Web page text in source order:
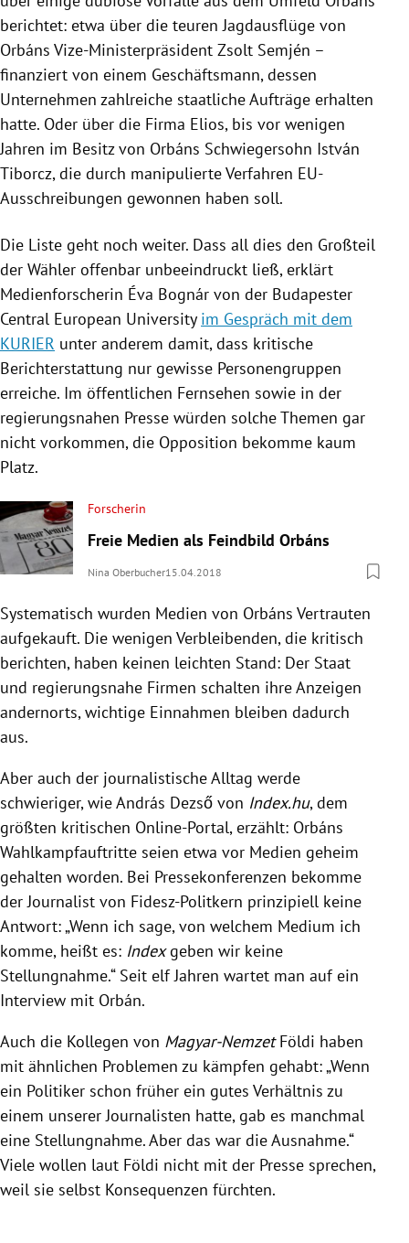
berichtet: etwa über die teuren Jagdausflüge von
Orbáns Vize-Ministerpräsident Zsolt Semjén –
finanziert von einem Geschäftsmann, dessen
Unternehmen zahlreiche staatliche Aufträge erhalten
hatte. Oder über die Firma Elios, bis vor wenigen
Jahren im Besitz von Orbáns Schwiegersohn István
Tiborcz, die durch manipulierte Verfahren EU-
Ausschreibungen gewonnen haben soll.
Die Liste geht noch weiter. Dass all dies den Großteil
der Wähler offenbar unbeeindruckt ließ, erklärt
Medienforscherin Éva Bognár von der Budapester
Central European University im Gespräch mit dem
KURIER unter anderem damit, dass kritische
Berichterstattung nur gewisse Personengruppen
erreiche. Im öffentlichen Fernsehen sowie in der
regierungsnahen Presse würden solche Themen gar
nicht vorkommen, die Opposition bekomme kaum
Platz.
Forscherin
Freie Medien als Feindbild Orbáns
Nina Oberbucher15.04.2018
Systematisch wurden Medien von Orbáns Vertrauten
aufgekauft. Die wenigen Verbleibenden, die kritisch
berichten, haben keinen leichten Stand: Der Staat
und regierungsnahe Firmen schalten ihre Anzeigen
andernorts, wichtige Einnahmen bleiben dadurch
aus.
Aber auch der journalistische Alltag werde
schwieriger, wie András Dezső von Index.hu, dem
größten kritischen Online-Portal, erzählt: Orbáns
Wahlkampfauftritte seien etwa vor Medien geheim
gehalten worden. Bei Pressekonferenzen bekomme
der Journalist von Fidesz-Politkern prinzipiell keine
Antwort: „Wenn ich sage, von welchem Medium ich
komme, heißt es: Indexgeben wir keine
Stellungnahme.“ Seit elf Jahren wartet man auf ein
Interview mit Orbán.
Auch die Kollegen von Magyar-NemzetFöldi haben
mit ähnlichen Problemen zu kämpfen gehabt: „Wenn
ein Politiker schon früher ein gutes Verhältnis zu
einem unserer Journalisten hatte, gab es manchmal
eine Stellungnahme. Aber das war die Ausnahme.“
Viele wollen laut Földi nicht mit der Presse sprechen,
weil sie selbst Konsequenzen fürchten.